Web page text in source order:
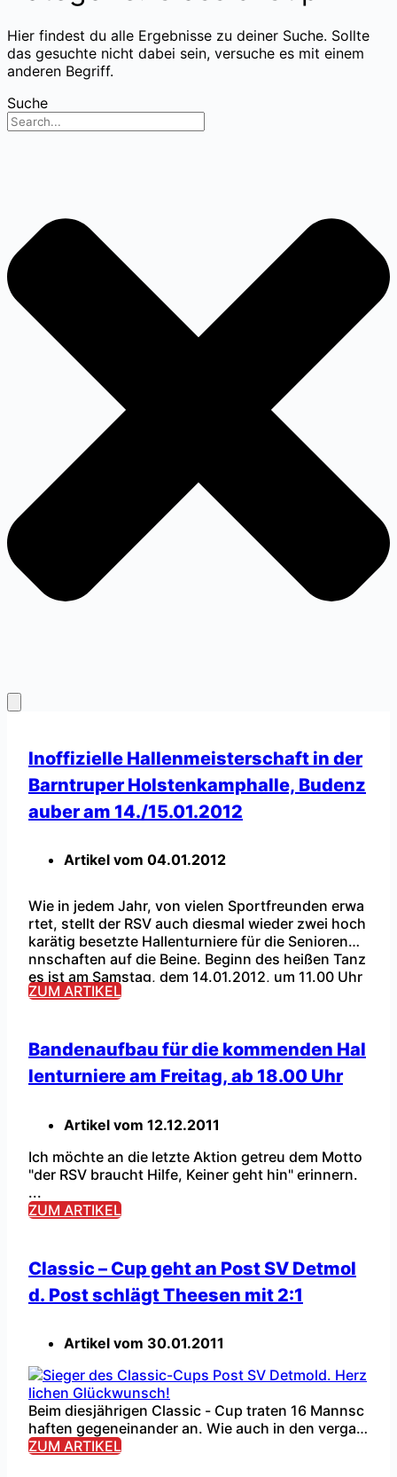
Hier findest du alle Ergebnisse zu deiner Suche. Sollte
das gesuchte nicht dabei sein, versuche es mit einem
anderen Begriff.
Suche
Inoffizielle Hallenmeisterschaft in der
Barntruper Holstenkamphalle, Budenz
auber am 14./15.01.2012
Artikel vom 04.01.2012
Wie in jedem Jahr, von vielen Sportfreunden erwa
rtet, stellt der RSV auch diesmal wieder zwei hoch
karätig besetzte Hallenturniere für die Seniorenma
nnschaften auf die Beine. Beginn des heißen Tanz
es ist am Samstag, dem 14.01.2012, um 11.00 Uhr
mit dem Classic-Cup 2012. Die Fortsetzung des H
up statt. […]
...
ZUM ARTIKEL
Bandenaufbau für die kommenden Hal
lenturniere am Freitag, ab 18.00 Uhr
Artikel vom 12.12.2011
Ich möchte an die letzte Aktion getreu dem Motto
"der RSV braucht Hilfe, Keiner geht hin" erinnern.
...
ZUM ARTIKEL
Classic – Cup geht an Post SV Detmol
d. Post schlägt Theesen mit 2:1
Artikel vom 30.01.2011
Beim diesjährigen Classic - Cup traten 16 Mannsc
haften gegeneinander an. Wie auch in den vergan
genen Jahren wurden die Mannschaften in vier Gr
ZUM ARTIKEL